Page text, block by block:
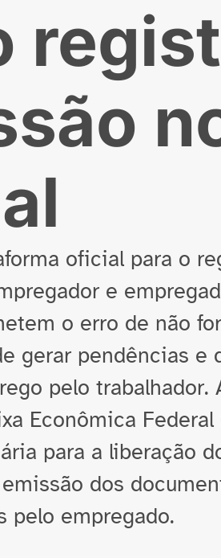
oficial para o
e
o erro de não
gerar pendências e
pelo
Econômica Federal
para a liberação
dos
pelo empregado.